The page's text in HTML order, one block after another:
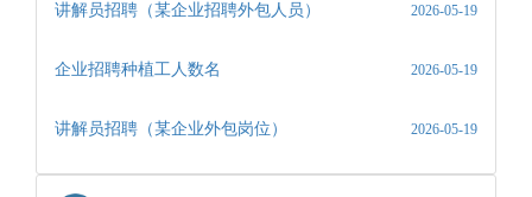
讲解员招聘（某企业招聘外包人员） 2026-05-19
企业招聘种植工人数名 2026-05-19
讲解员招聘（某企业外包岗位） 2026-05-19